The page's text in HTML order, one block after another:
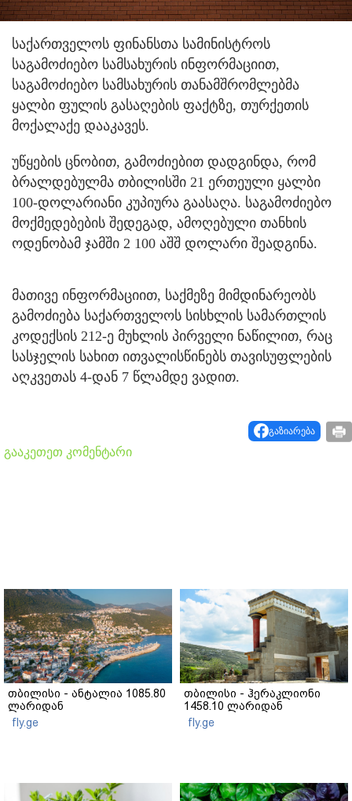
საქართველოს ფინანსთა სამინისტროს
საგამოძიებო სამსახურის ინფორმაციით,
საგამოძიებო სამსახურის თანამშრომლებმა
ყალბი ფულის გასაღების ფაქტზე, თურქეთის
მოქალაქე დააკავეს.
უწყების ცნობით, გამოძიებით დადგინდა, რომ
ბრალდებულმა თბილისში 21 ერთეული ყალბი
100-დოლარიანი კუპიურა გაასაღა. საგამოძიებო
მოქმედებების შედეგად, ამოღებული თანხის
ოდენობამ ჯამში 2 100 აშშ დოლარი შეადგინა.
მათივე ინფორმაციით, საქმეზე მიმდინარეობს
გამოძიება საქართველოს სისხლის სამართლის
კოდექსის 212-ე მუხლის პირველი ნაწილით, რაც
სასჯელის სახით ითვალისწინებს თავისუფლების
აღკვეთას 4-დან 7 წლამდე ვადით.
გაზიარება
გააკეთეთ კომენტარი
თბილისი - ანტალია 1085.80
ლარიდან
fly.ge
თბილისი - ჰერაკლიონი
1458.10 ლარიდან
fly.ge